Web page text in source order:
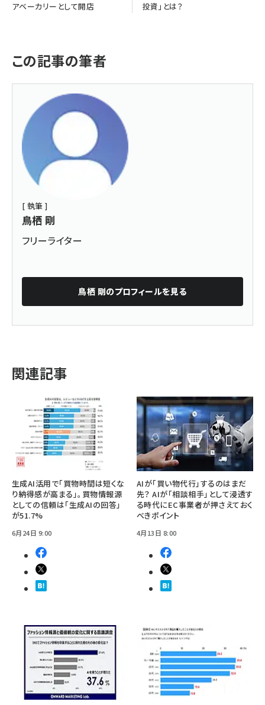
アベーカリーとして開店
投資」とは？
この記事の筆者
[ 執筆 ]
鳥栖 剛
フリーライター
鳥栖 剛のプロフィールを見る
関連記事
生成AI活用で「買物時間は短くな
り納得感が高まる」。買物情報源
としての信頼は「生成AIの回答」
が51.7%
6月24日 9:00
AIが「買い物代行」するのはまだ
先？ AIが「相談相手」として浸透す
る時代にEC事業者が押さえておく
べきポイント
4月13日 8:00